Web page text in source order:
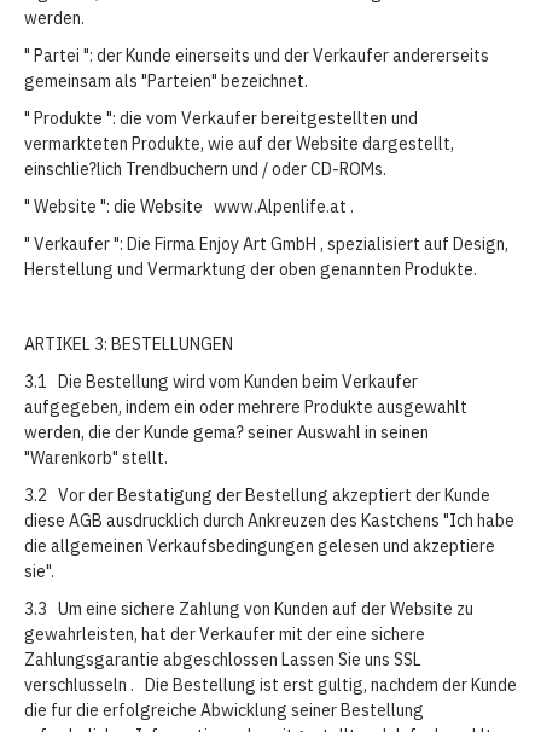
werden.
" Partei ": der Kunde einerseits und der Verkaufer andererseits
gemeinsam als "Parteien" bezeichnet.
" Produkte ": die vom Verkaufer bereitgestellten und
vermarkteten Produkte, wie auf der Website dargestellt,
einschlie?lich Trendbuchern und / oder CD-ROMs.
" Website ": die Website www.Alpenlife.at .
" Verkaufer ": Die Firma Enjoy Art GmbH , spezialisiert auf Design,
Herstellung und Vermarktung der oben genannten Produkte.
ARTIKEL 3: BESTELLUNGEN
3.1 Die Bestellung wird vom Kunden beim Verkaufer
aufgegeben, indem ein oder mehrere Produkte ausgewahlt
werden, die der Kunde gema? seiner Auswahl in seinen
"Warenkorb" stellt.
3.2 Vor der Bestatigung der Bestellung akzeptiert der Kunde
diese AGB ausdrucklich durch Ankreuzen des Kastchens "Ich habe
die allgemeinen Verkaufsbedingungen gelesen und akzeptiere
sie".
3.3 Um eine sichere Zahlung von Kunden auf der Website zu
gewahrleisten, hat der Verkaufer mit der eine sichere
Zahlungsgarantie abgeschlossen Lassen Sie uns SSL
verschlusseln . Die Bestellung ist erst gultig, nachdem der Kunde
die fur die erfolgreiche Abwicklung seiner Bestellung